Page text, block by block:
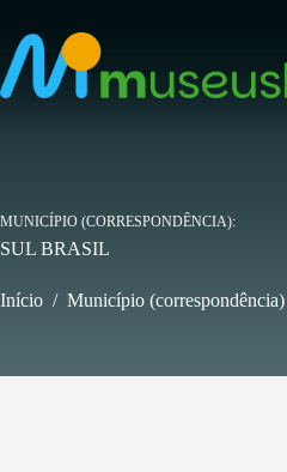
para
conteúdo
MUNICÍPIO (CORRESPONDÊNCIA)
SUL BRASIL
Início / Município (correspondência)